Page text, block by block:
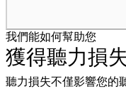
我們能如何幫助您
獲得聽力損
聽力損失不僅影響您的